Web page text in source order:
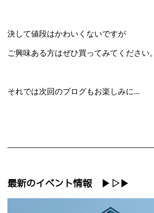
決して値段はかわいくないですが
ご興味ある方はぜひ買ってみてください。
それでは次回のブログもお楽しみに...
最新のイベント情報 ▶▷▶